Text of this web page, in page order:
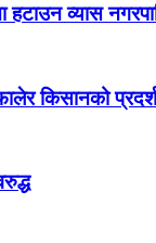
व्यास
किसानको